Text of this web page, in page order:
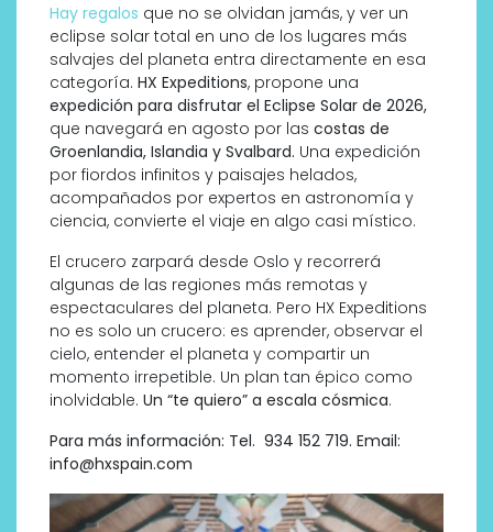
Hay regalos que no se olvidan jamás, y ver un
eclipse solar total en uno de los lugares más
salvajes del planeta entra directamente en esa
categoría. HX Expeditions, propone una
expedición para disfrutar el Eclipse Solar de 2026,
que navegará en agosto por las costas de
Groenlandia, Islandia y Svalbard. Una expedición
por fiordos infinitos y paisajes helados,
acompañados por expertos en astronomía y
ciencia, convierte el viaje en algo casi místico.
El crucero zarpará desde Oslo y recorrerá
algunas de las regiones más remotas y
espectaculares del planeta. Pero HX Expeditions
no es solo un crucero: es aprender, observar el
cielo, entender el planeta y compartir un
momento irrepetible. Un plan tan épico como
inolvidable. Un “te quiero” a escala cósmica.
Para más información: Tel. 934 152 719. Email:
info@hxspain.com